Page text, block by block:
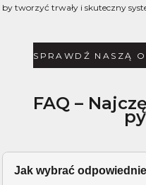
by tworzyć trwały i skuteczny
FAQ –
Jak wybrać